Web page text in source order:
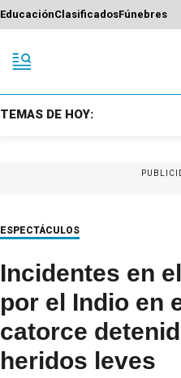
EducaciónClasificadosFúnebres
TEMAS DE HOY:
ESPECTÁCULOS
Incidentes en
por el Indio en
catorce
heridos leves